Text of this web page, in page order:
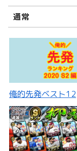
通常
俺的先発ベスト12